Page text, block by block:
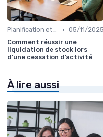
Planification et stratégie de vente • 05/11/2025
Comment réussir une
liquidation de stock lors
d’une cessation d’activité
À lire aussi